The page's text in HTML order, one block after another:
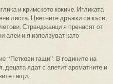
и кримското кокиче. Игликата
листа. Цветните дръжки са къси,
Странджанци я пренасят от
алеи и я използуват като
“Петкови гащи”. В годините на
децата ядат с апетит ароматните и
гащи.